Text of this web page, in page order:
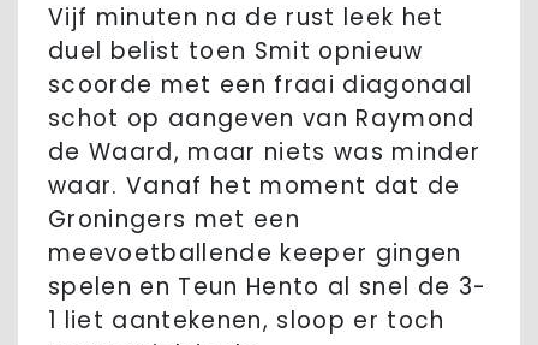
Vijf minuten na de rust leek het
duel belist toen Smit opnieuw
scoorde met een fraai diagonaal
schot op aangeven van Raymond
de Waard, maar niets was minder
waar. Vanaf het moment dat de
Groningers met een
meevoetballende keeper gingen
spelen en Teun Hento al snel de 3-
1 liet aantekenen, sloop er toch